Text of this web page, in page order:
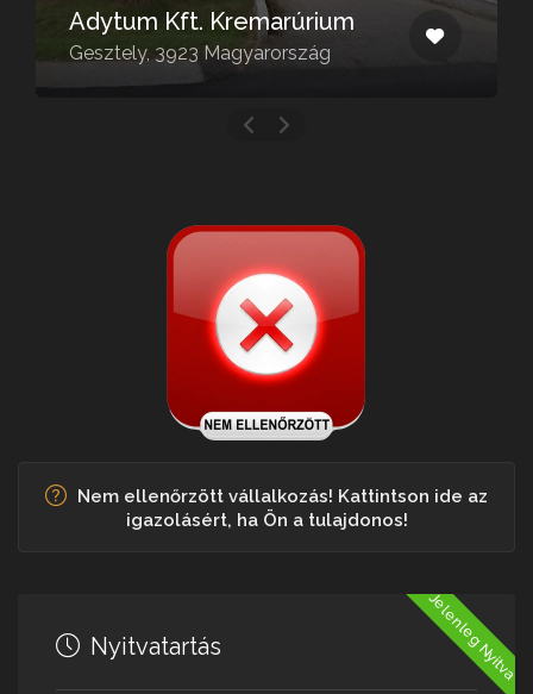
Adytum Kft. Kremarúrium
Gesztely, 3923 Magyarország
Nem ellenőrzött vállalkozás! Kattintson ide az
igazolásért, ha Ön a tulajdonos!
Jelenleg Nyitva
Nyitvatartás